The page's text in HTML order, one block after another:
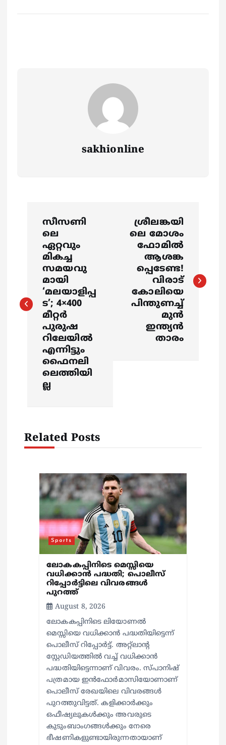
sakhionline
n
a
സീസണി
ലെ
ഏറ്റവും
മികച്ച
സമയവു
മായി
‘മലയാളിപ്പ
ട’; 4×400
മീറ്റര്‍
പുരുഷ
റിലേയില്‍
എന്നിട്ടും
ഫൈനലി
ലെത്തിയി
ല്ല
ശ്രീലങ്കയി
ലെ മോശം
ഫോമില്‍
ആശങ്ക
പ്പെടേണ്ട!
വിരാട്
കോലിയെ
പിന്തുണച്ച്
മുന്‍
ഇന്ത്യന്‍
താരം
Related Posts
Sports
ലോകകപ്പിനിടെ മെസ്സിയെ
വധിക്കാൻ പദ്ധതി; പൊലീസ്
റിപ്പോർട്ടിലെ വിവരങ്ങൾ
പുറത്ത്
August 8, 2026
ലോകകപ്പിനിടെ ലിയോണൽ
മെസ്സിയെ വധിക്കാൻ പദ്ധതിയിട്ടെന്ന്
പൊലീസ് റിപ്പോർട്ട്. അറ്റ്‌ലാന്റ
സ്റ്റേഡിയത്തിൽ വച്ച് വധിക്കാൻ
പദ്ധതിയിട്ടെന്നാണ് വിവരം. സ്പാനിഷ്
പത്രമായ ഇൻഫോർമാസിയോണാണ്
പൊലീസ് രേഖയിലെ വിവരങ്ങൾ
പുറത്തുവിട്ടത്. കളിക്കാർക്കും
ഒഫീഷ്യലുകൾക്കും അവരുടെ
കുടുംബാംഗങ്ങൾക്കും നേരെ
ഭീഷണികളുണ്ടായിരുന്നതായാണ്